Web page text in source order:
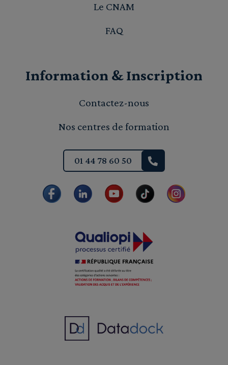
Le CNAM
FAQ
Information & Inscription
Contactez-nous
Nos centres de formation
01 44 78 60 50